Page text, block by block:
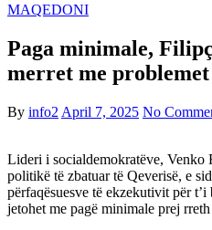
MAQEDONI
Paga minimale,
merret me
By info2 April 7, 2025 No
Lideri i socialdemokratëve, Venko
politikë të zbatuar të Qeverisë, e
përfaqësuesve të ekzekutivit për
jetohet me pagë minimale prej